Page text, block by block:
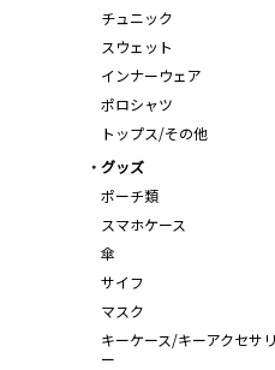
チュニック
スウェット
インナーウェア
ポロシャツ
トップス/その他
グッズ
ポーチ類
スマホケース
傘
サイフ
マスク
キーケース/キーアクセサリ
ー